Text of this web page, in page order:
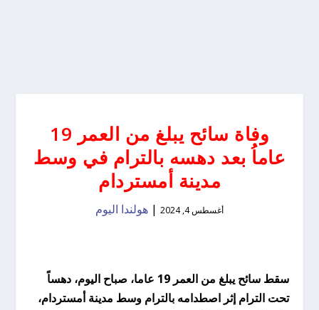
وفاة سائح يبلغ من العمر 19
عاماُ بعد دهسه بالترام في وسط
مدينة أمستردام
أغسطس 4, 2024 | هولندا اليوم
سقط سائح يبلغ من العمر 19 عاما، صباح اليوم، دهساً
تحت الترام إثر اصطدامه بالترام وسط مدينة أمستردام،